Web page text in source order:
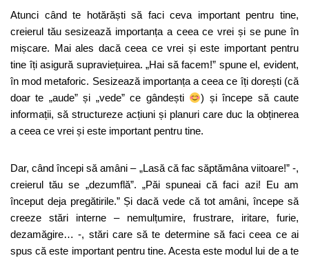
Atunci când te hotărăști să faci ceva important pentru tine,
creierul tău sesizează importanța a ceea ce vrei și se pune în
mișcare. Mai ales dacă ceea ce vrei și este important pentru
tine îți asigură supraviețuirea. „Hai să facem!” spune el, evident,
în mod metaforic. Sesizează importanța a ceea ce îți dorești (că
doar te „aude” și „vede” ce gândești
) și începe să caute
informații, să structureze acțiuni și planuri care duc la obținerea
a ceea ce vrei și este important pentru tine.
Dar, când începi să amâni – „Lasă că fac săptămâna viitoare!” -,
creierul tău se „dezumflă”. „Păi spuneai că faci azi! Eu am
început deja pregătirile.” Și dacă vede că tot amâni, începe să
creeze stări interne – nemulțumire, frustrare, iritare, furie,
dezamăgire… -, stări care să te determine să faci ceea ce ai
spus că este important pentru tine. Acesta este modul lui de a te